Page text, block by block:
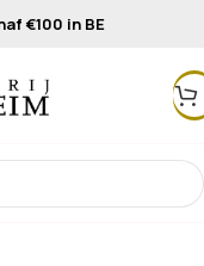
€100 in BE